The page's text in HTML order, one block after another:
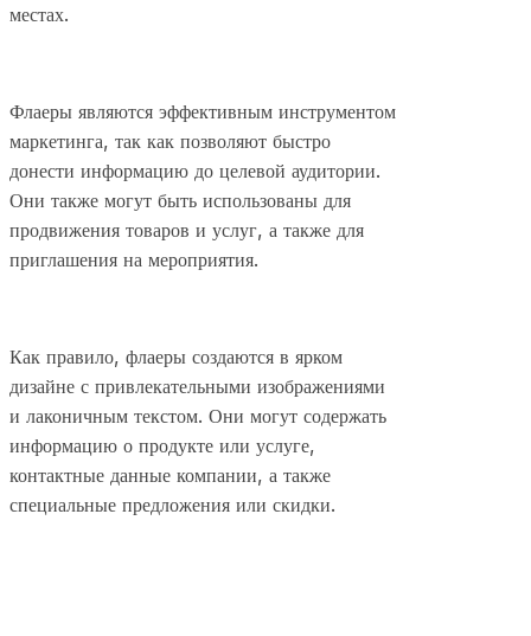
местах.
Флаеры являются эффективным инструментом
маркетинга, так как позволяют быстро
донести информацию до целевой аудитории.
Они также могут быть использованы для
продвижения товаров и услуг, а также для
приглашения на мероприятия.
Как правило, флаеры создаются в ярком
дизайне с привлекательными изображениями
и лаконичным текстом. Они могут содержать
информацию о продукте или услуге,
контактные данные компании, а также
специальные предложения или скидки.